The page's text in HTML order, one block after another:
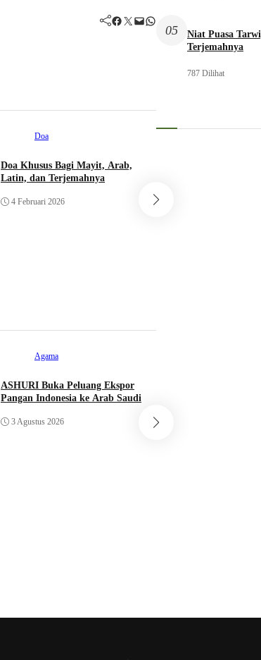
Facebook Twitter Mail WhatsApp
Doa
Doa Khusus Bagi Mayit, Arab,
Latin, dan Terjemahnya
4 Februari 2026
Agama
ASHURI Buka Peluang Ekspor
Pangan Indonesia ke Arab Saudi
3 Agustus 2026
05
Niat Puasa
Terjemahnya
787 Dilihat